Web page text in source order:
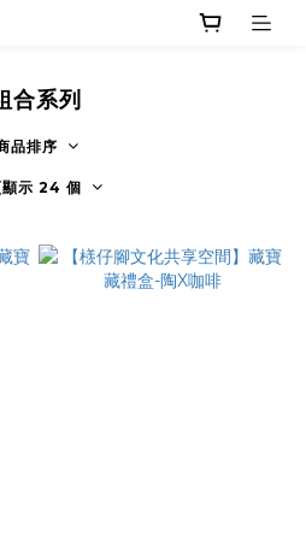
合系列
品排序
顯示 24 個